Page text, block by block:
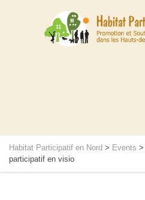
Habitat Participatif en Nord > Events >
participatif en visio